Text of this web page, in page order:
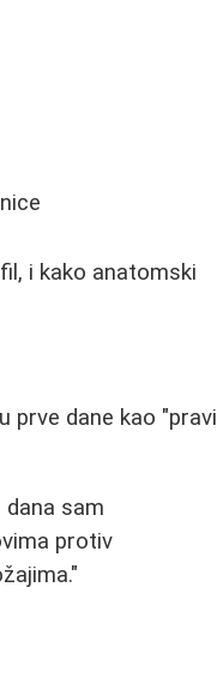
i kako anatomski
prve dane kao "pravi
dana sam
protiv